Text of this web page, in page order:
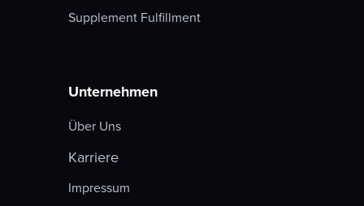
Supplement Fulfillment
Unternehmen
Über Uns
Karriere
Impressum